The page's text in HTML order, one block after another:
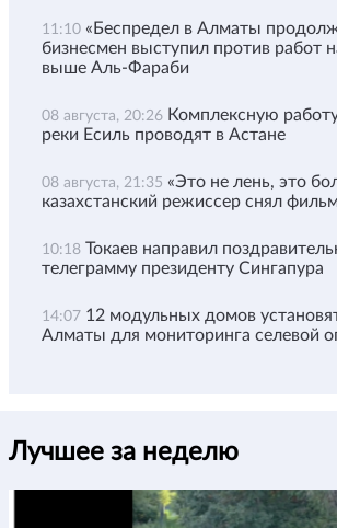
11:10 «Беспредел в Алматы
бизнесмен выступил против работ
выше Аль-Фараби
08 августа, 20:26 Комплексную
реки Есиль проводят в Астане
08 августа, 21:35 «Это не лень, это
казахстанский режиссер снял
10:18 Токаев направил
телеграмму президенту Сингапура
14:07 12 модульных домов
Алматы для мониторинга селевой
Лучшее за неделю